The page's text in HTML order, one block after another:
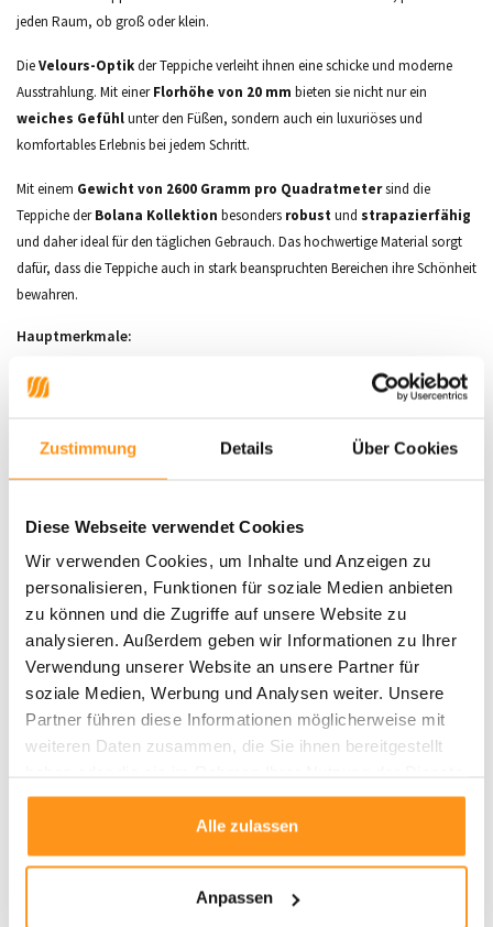
Zustimmung Details Über Cookies
Diese Webseite verwendet Cookies
Wir verwenden Cookies, um Inhalte und Anzeigen zu
personalisieren, Funktionen für soziale Medien anbieten
zu können und die Zugriffe auf unsere Website zu
analysieren. Außerdem geben wir Informationen zu Ihrer
Verwendung unserer Website an unsere Partner für
soziale Medien, Werbung und Analysen weiter. Unsere
Partner führen diese Informationen möglicherweise mit
weiteren Daten zusammen, die Sie ihnen bereitgestellt
gesammelt haben.
Alle zulassen
Anpassen
jeden Raum, ob groß oder klein.
DieVelours-Optikder Teppiche verleiht ihnen eine schicke und moderne
Ausstrahlung. Mit einerFlorhöhe von 20 mm bieten sie nicht nur ein
weiches Gefühlunter den Füßen, sondern auch ein luxuriöses und
komfortables Erlebnis bei jedem Schritt.
Mit einem Gewicht von 2600 Gramm pro Quadratmetersind die
Teppiche derBolana Kollektion besonders robustund strapazierfähig
und daher ideal für den täglichen Gebrauch. Das hochwertige Material sorgt
dafür, dass die Teppiche auch in stark beanspruchten Bereichen ihre Schönheit
bewahren.
Hauptmerkmale:
Geeignet für Fußbodenheizung
Gewicht:+/- 2600 gr/m²
Details:
Da der Teppich aufgerollt wurde, kann er beim Ausrollen etwas holprig
sein. Dies verschwindet nach kurzer Zeit von selbst.
Einfach in die entgegengesetzte Richtung aufrollen, kann
helfen, den Teppich schnell in Form zu bringen.
Wählen Sie aus den vielseitigen Größenoptionen und bringen Sie mit der
Bolana Kollektion einen Hauch vonKomfort und Stilin Ihre
für jeden Raum das Richtige.